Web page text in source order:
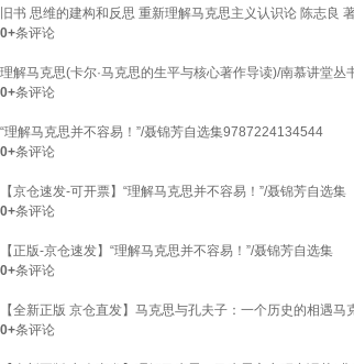
旧书 思维的建构和反思 重新理解马克思主义认识论 陈志良
0+条评论
理解马克思(卡尔·马克思的生平与核心著作导读)/南慕讲堂
0+条评论
“理解马克思并不容易！”/聂锦芳自选集9787224134544
0+条评论
【京仓速发-可开票】“理解马克思并不容易！”/聂锦芳自选集
0+条评论
【正版-京仓速发】“理解马克思并不容易！”/聂锦芳自选集
0+条评论
【全新正版 京仓直发】马克思与孔夫子：一个历史的相遇
0+条评论